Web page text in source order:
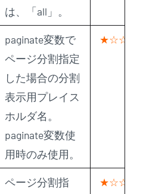
は、「all」。
paginate変数で
ページ分割指定
した場合の分割
表示用プレイス
ホルダ名。
paginate変数使
用時のみ使用。
★☆☆
ページ分割指
★☆☆